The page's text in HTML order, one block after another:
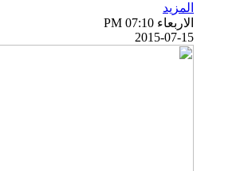
المزيد
الاربعاء PM 07:10
2015-07-15